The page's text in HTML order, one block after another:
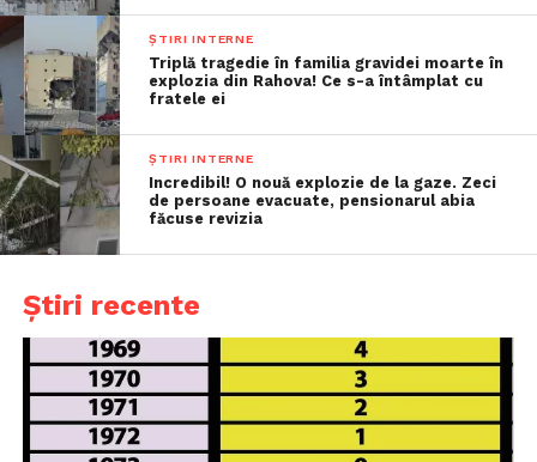
ȘTIRI INTERNE
Triplă tragedie în familia gravidei moarte în
explozia din Rahova! Ce s-a întâmplat cu
fratele ei
ȘTIRI INTERNE
Incredibil! O nouă explozie de la gaze. Zeci
de persoane evacuate, pensionarul abia
făcuse revizia
Știri recente